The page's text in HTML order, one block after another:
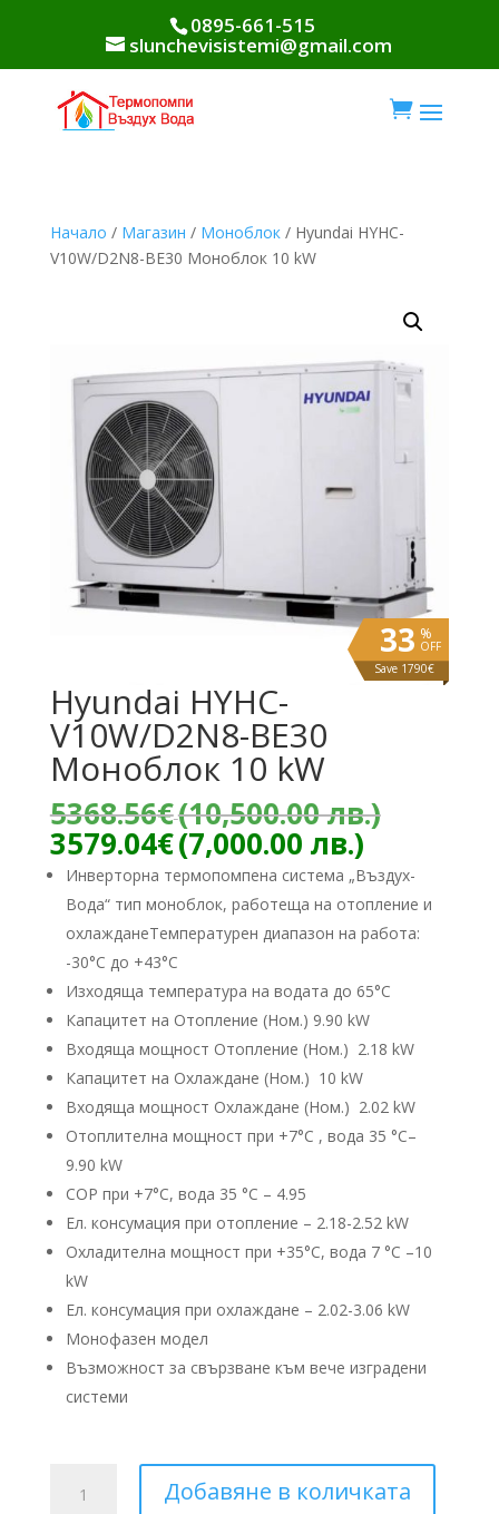
0895-661-515
slunchevisistemi@gmail.com

Начало / Магазин / Моноблок/ Hyundai HYHC-
V10W/D2N8-BE30 Моноблок 10 kW
%
OFF
33
Save 1790€
Hyundai HYHC-
V10W/D2N8-BE30
Моноблок 10 kW
5368.56€(10,500.00 лв.)
was:
лв.).
3579.04€(7,000.00 лв.)
цена
е:
3579.04€
(7,000.00
Инверторна термопомпена система „Въздух-
Вода“ тип моноблок, работеща на отопление и
охлажданеТемпературен диапазон на работа:
-30°C до +43°C
Изходяща температура на водата до 65°C
Капацитет на Отопление (Ном.) 9.90 kW
Входяща мощност Отопление (Ном.) 2.18 kW
Капацитет на Охлаждане (Ном.) 10 kW
Входяща мощност Охлаждане (Ном.) 2.02 kW
Отоплителна мощност при +7°C , вода 35 °C–
9.90 kW
COP при +7°C, вода 35 °C – 4.95
Ел. консумация при отопление – 2.18-2.52 kW
Охладителна мощност при +35°C, вода 7 °C –10
kW
Ел. консумация при охлаждане – 2.02-3.06 kW
Монофазен модел
Възможност за свързване към вече изградени
системи
Добавяне в количката